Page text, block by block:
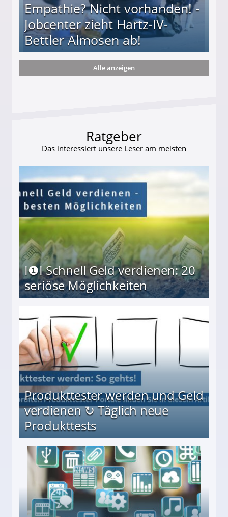
Empathie? Nicht vorhanden! -
Jobcenter zieht Hartz-IV-
Bettler Almosen ab!
Hartz-IV-Bettler Almosen ab!
Alle anzeigen
Ratgeber
Das interessiert unsere Leser am meisten
I❶I Schnell Geld verdienen: 20
seriöse Möglichkeiten
Produkttester werden und Geld
verdienen ↻ Täglich neue
Produkttests
↻ Täglich neue Produkttests